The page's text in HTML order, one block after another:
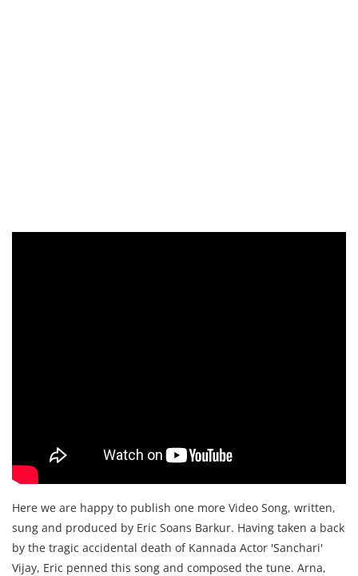
Here we are happy to publish one more Video Song, written,
sung and produced by Eric Soans Barkur. Having taken a back
by the tragic accidental death of Kannada Actor 'Sanchari'
Vijay, Eric penned this song and composed the tune. Arna,